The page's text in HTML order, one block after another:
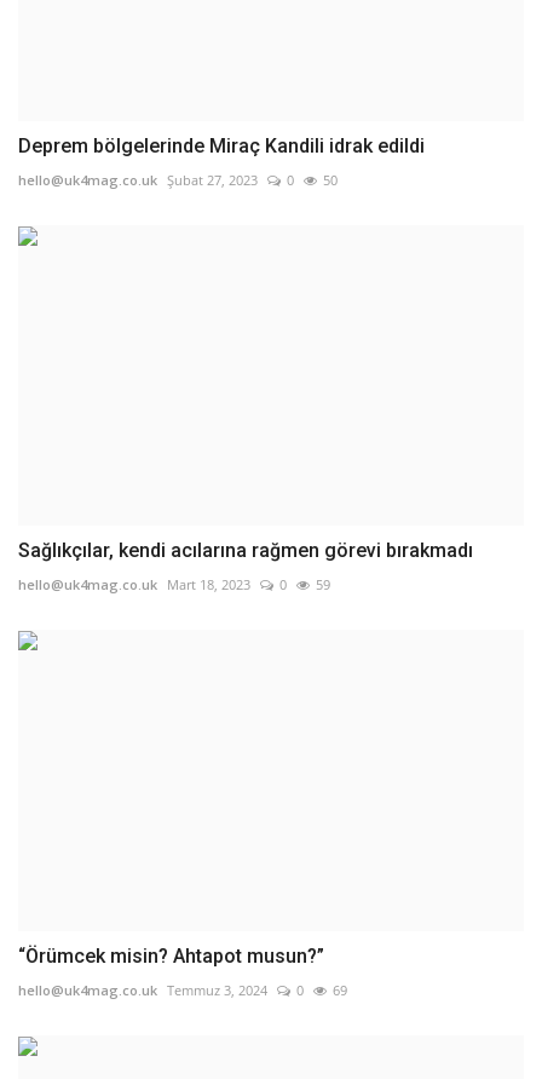
Deprem bölgelerinde Miraç Kandili idrak edildi
hello@uk4mag.co.uk Şubat 27, 2023 0 50
Sağlıkçılar, kendi acılarına rağmen görevi bırakmadı
hello@uk4mag.co.uk Mart 18, 2023 0 59
“Örümcek misin? Ahtapot musun?”
hello@uk4mag.co.uk Temmuz 3, 2024 0 69